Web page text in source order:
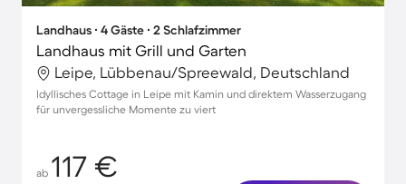
Landhaus ∙ 4 Gäste ∙ 2 Schlafzimmer
Landhaus mit Grill und Garten
Leipe, Lübbenau/Spreewald, Deutschland
Idyllisches Cottage in Leipe mit Kamin und direktem Wasserzugang
für unvergessliche Momente zu viert
ab 117 €